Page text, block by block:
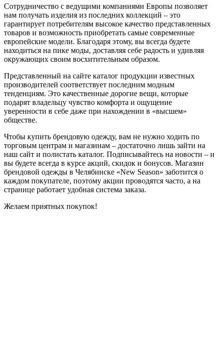
Сотрудничество с ведущими компаниями Европы позволяет
нам получать изделия из последних коллекций – это
гарантирует потребителям высокое качество представленных
товаров и возможность приобретать самые современные
европейские модели. Благодаря этому, вы всегда будете
находиться на пике моды, доставляя себе радость и удивляя
окружающих своим восхитительным образом.
Представленный на сайте каталог продукции известных
производителей соответствует последним модным
тенденциям. Это качественные дорогие вещи, которые
подарят владельцу чувство комфорта и ощущение
уверенности в себе даже при нахождении в «высшем»
обществе.
Чтобы купить брендовую одежду, вам не нужно ходить по
торговым центрам и магазинам – достаточно лишь зайти на
наш сайт и полистать каталог. Подписывайтесь на новости – и
вы будете всегда в курсе акций, скидок и бонусов. Магазин
брендовой одежды в Челябинске «New Season» заботится о
каждом покупателе, поэтому акции проводятся часто, а на
странице работает удобная система заказа.
Желаем приятных покупок!